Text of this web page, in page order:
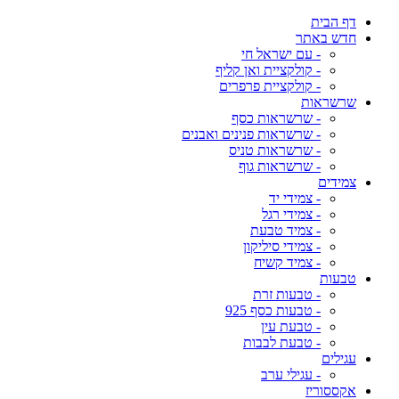
דף הבית
חדש באתר
- עם ישראל חי
- קולקציית ואן קליף
- קולקציית פרפרים
שרשראות
- שרשראות כסף
- שרשראות פנינים ואבנים
- שרשראות טניס
- שרשראות גוף
צמידים
- צמידי יד
- צמידי רגל
- צמיד טבעת
- צמידי סיליקון
- צמיד קשיח
טבעות
- טבעות זרת
- טבעות כסף 925
- טבעת עין
- טבעת לבבות
עגילים
- עגילי ערב
אקססוריז